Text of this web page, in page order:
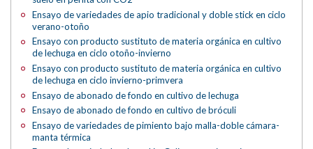
Ensayo de variedades de apio tradicional y doble stick en ciclo
verano-otoño
Ensayo con producto sustituto de materia orgánica en cultivo
de lechuga en ciclo otoño-invierno
Ensayo con producto sustituto de materia orgánica en cultivo
de lechuga en ciclo invierno-primvera
Ensayo de abonado de fondo en cultivo de lechuga
Ensayo de abonado de fondo en cultivo de bróculi
Ensayo de variedades de pimiento bajo malla-doble cámara-
manta térmica